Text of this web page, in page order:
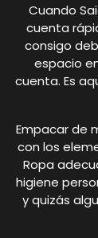
Cuando
cuenta
consigo
espacio
cuenta. Es
Empacar de
con los
Ropa
higiene
y quizás